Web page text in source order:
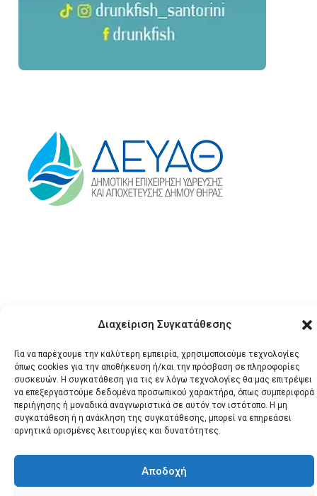
Διαχείριση Συγκατάθεσης
Για να παρέχουμε την καλύτερη εμπειρία, χρησιμοποιούμε τεχνολογίες
όπως cookies για την αποθήκευση ή/και την πρόσβαση σε πληροφορίες
συσκευών. Η συγκατάθεση για τις εν λόγω τεχνολογίες θα μας επιτρέψει
να επεξεργαστούμε δεδομένα προσωπικού χαρακτήρα, όπως συμπεριφορά
περιήγησης ή μοναδικά αναγνωριστικά σε αυτόν τον ιστότοπο. Η μη
συγκατάθεση ή η ανάκληση της συγκατάθεσης, μπορεί να επηρεάσει
αρνητικά ορισμένες λειτουργίες και δυνατότητες.
Αποδοχή
τα δικαιώματα
κατοχυρωμένα.